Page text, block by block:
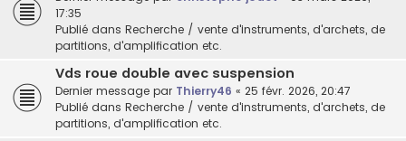
17:35
Publié dans Recherche / vente d'instruments, d'archets, de
partitions, d'amplification etc.
Vds roue double avec suspension
Dernier message par Thierry46 « 25 févr. 2026, 20:47
Publié dans Recherche / vente d'instruments, d'archets, de
partitions, d'amplification etc.